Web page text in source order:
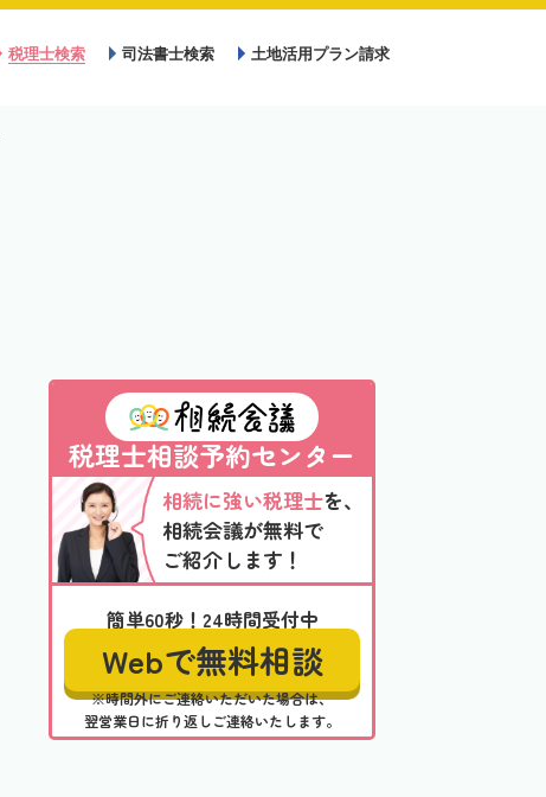
税理士検索 司法書士検索 土地活用プラン請求
税理士相談予約センター
相続に強い税理士を、
相続会議が無料で
ご紹介します！
簡単60秒！24時間受付中
Webで無料相談
※時間外にご連絡いただいた場合は、
翌営業日に折り返しご連絡いたします。